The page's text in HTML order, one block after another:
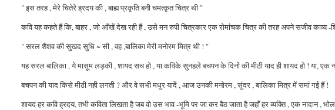
" इस तरह , मेरे चितेरे ह्रदय की , बाह्य प्रकृति बनी चमत्कृत चित्र थी "
कवि यह कहते हैं कि, बाहर , जो आँखें देख रही हैं , उसे मन रुपी चित्रकार एक रोमांचक चित्र की तरह अपने सजीव काव्य -
" सरल शैशव की सुखद सुधि ~ सी , वह ,बालिका मेरी मनोरम मित्र थी ! "
यह सरल बालिका , ये मासूम लड़की , शायद सच हो , या कविके सुनहले बचपन के दिनों की मीठी याद ही शायद हो ! या,
बचपन की याद किसे मीठी नही लगती ? और वे सभी मधुर यादें , आज उनकी मनोरम , सुंदर , बालिका मित्र में समां गई हैं !
शायद हर कविह्रदय,तभी कविता लिखता है जब वो उस भाव -भूमि पर जा कर बैठ जाता है जहाँ हर व्यक्ति , एक नादान ,